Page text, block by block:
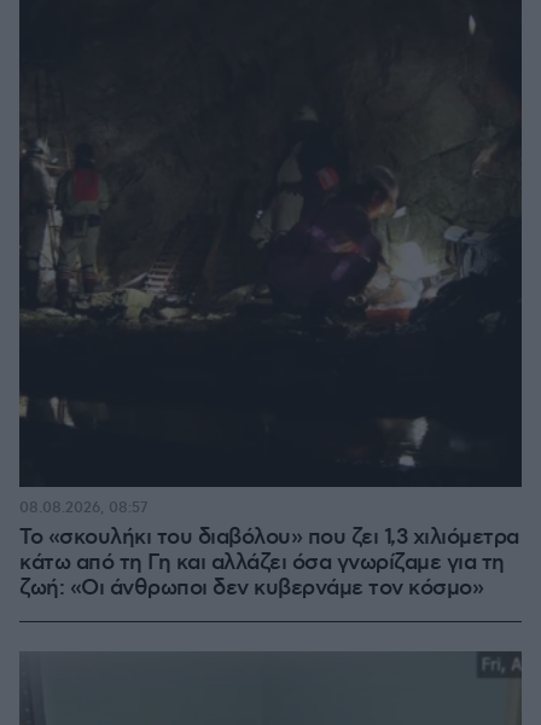
Το «σκουλήκι του διαβόλου» που ζει 1,3 χιλιόμετρα
κάτω από τη Γη και αλλάζει όσα γνωρίζαμε για τη
ζωή: «Οι άνθρωποι δεν κυβερνάμε τον κόσμο»
08.08.2026, 08:57